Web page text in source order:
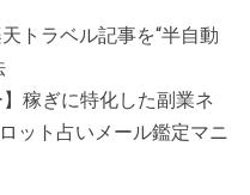
トラベル記事を“半自動
稼ぎに特化した副業ネ
ット占いメール鑑定マニ